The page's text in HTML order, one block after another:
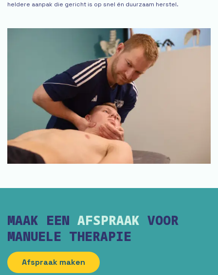
heldere aanpak die gericht is op snel én duurzaam herstel.
MAAK EEN AFSPRAAK VOOR
MANUELE THERAPIE
Afspraak maken